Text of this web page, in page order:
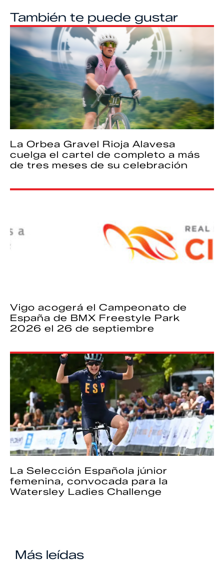
También te puede gustar
La Orbea Gravel Rioja Alavesa
cuelga el cartel de completo a más
de tres meses de su celebración
Vigo acogerá el Campeonato de
España de BMX Freestyle Park
2026 el 26 de septiembre
La Selección Española júnior
femenina, convocada para la
Watersley Ladies Challenge
Más leídas